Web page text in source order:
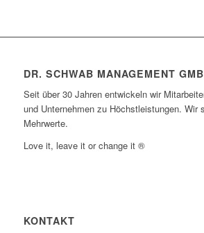
DR. SCHWAB MANAGEMENT
Seit über 30 Jahren entwickeln wir
und Unternehmen zu Höchstleistungen. Wir
Mehrwerte.
Love it, leave it or change it ®
KONTAKT